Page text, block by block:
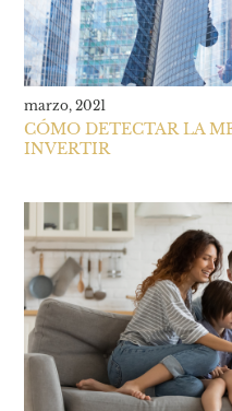
marzo, 2021
CÓMO DETECTAR LA
INVERTIR